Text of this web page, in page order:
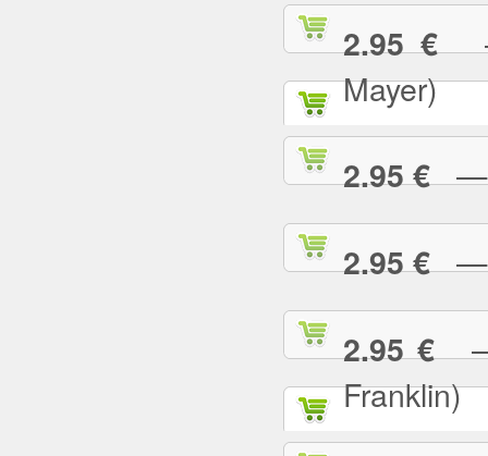
2.95 €—
Mayer)
2.95 €—
2.95 €—
2.95 €—
Franklin)